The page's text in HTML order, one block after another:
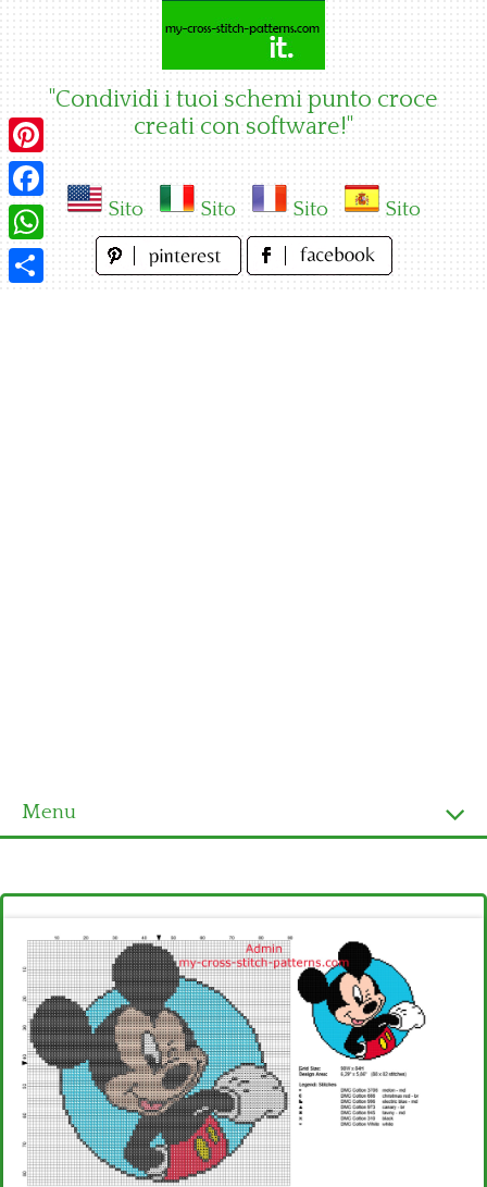
"Condividi i tuoi schemi punto croce
creati con software!"
Sito Sito Sito Sito
Menu
Ultimi schemi
Alfabeto
Bambini
Disney
Thun
Pinterest
Facebook
WhatsApp